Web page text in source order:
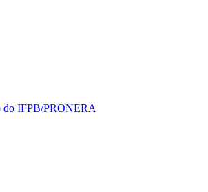
do IFPB/PRONERA